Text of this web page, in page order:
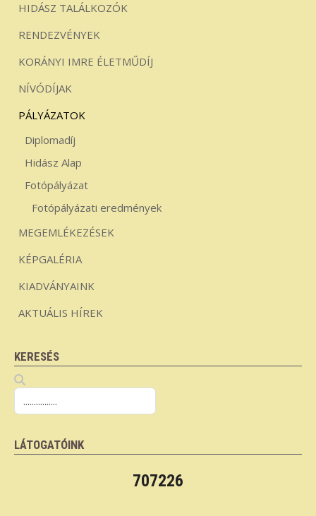
HIDÁSZ TALÁLKOZÓK
RENDEZVÉNYEK
KORÁNYI IMRE ÉLETMŰDÍJ
NÍVÓDÍJAK
PÁLYÁZATOK
Diplomadíj
Hidász Alap
Fotópályázat
Fotópályázati eredmények
MEGEMLÉKEZÉSEK
KÉPGALÉRIA
KIADVÁNYAINK
AKTUÁLIS HÍREK
KERESÉS
LÁTOGATÓINK
707226